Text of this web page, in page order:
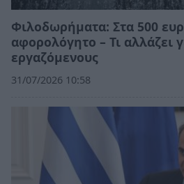
Φιλοδωρήματα: Στα 500
αφορολόγητο – Τι αλλάζει
εργαζόμενους
31/07/2026 10:58